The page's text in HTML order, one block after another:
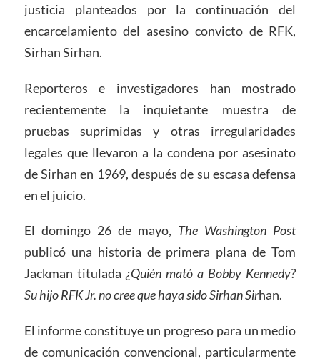
justicia planteados por la continuación del
encarcelamiento del asesino convicto de RFK,
Sirhan Sirhan.
Reporteros e investigadores han mostrado
recientemente la inquietante muestra de
pruebas suprimidas y otras irregularidades
legales que llevaron a la condena por asesinato
de Sirhan en 1969, después de su escasa defensa
en el juicio.
El domingo 26 de mayo, The Washington Post
publicó una historia de primera plana de Tom
Jackman titulada ¿Quién mató a Bobby Kennedy?
Su hijo RFK Jr. no cree que haya sido Sirhan Sirhan.
El informe constituye un progreso para un medio
de comunicación convencional, particularmente